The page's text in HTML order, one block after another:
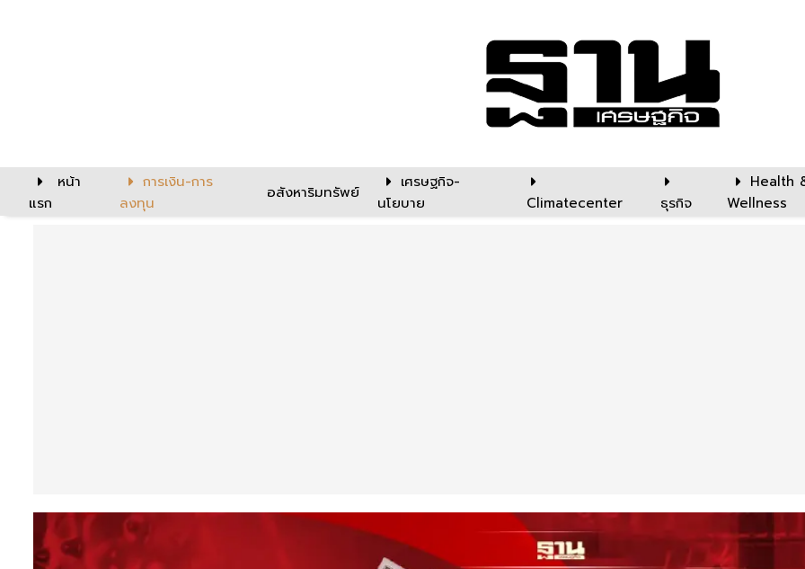
หน้า
แรก
การเงิน-การ
ลงทุน
อสังหาริมทรัพย์
เศรษฐกิจ-
นโยบาย
Climatecenter ธุรกิจ
Health
Wellness